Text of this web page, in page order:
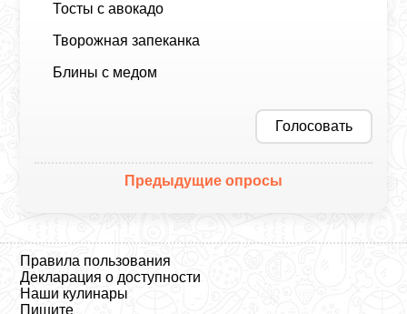
Тосты с авокадо
Творожная запеканка
Блины с медом
Голосовать
Предыдущие опросы
Правила пользования
Декларация о доступности
Наши кулинары
Пишите